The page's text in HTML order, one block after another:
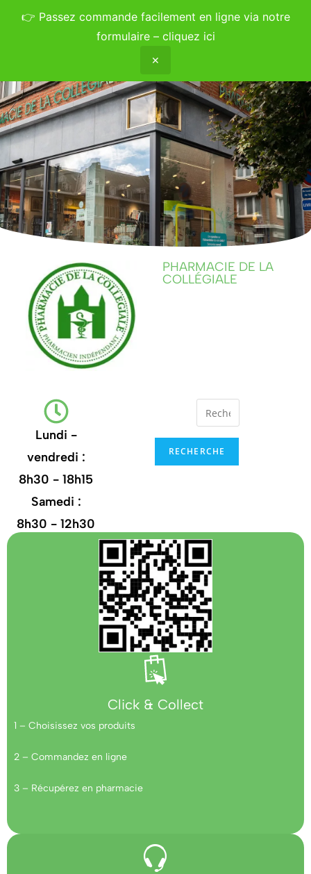
👉 Passez commande facilement en ligne via notre
formulaire – cliquez ici
✕
PHARMACIE DE LA
COLLÉGIALE
Lundi -
vendredi :
8h30 - 18h15
Samedi :
8h30 - 12h30
RECHERCHE
Click & Collect
1 – Choisissez vos produits
2 – Commandez en ligne
3 – Récupérez en pharmacie